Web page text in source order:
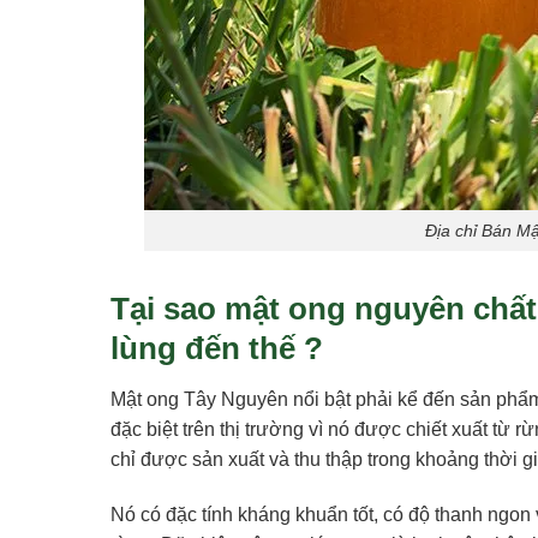
Địa chỉ Bán
Tại sao mật ong nguyên
lùng đến thế ?
Mật ong Tây Nguyên nổi bật phải kể đến sản
đặc biệt trên thị trường vì nó được chiết xuất từ
chỉ được sản xuất và thu thập trong khoảng thời
Nó có đặc tính kháng khuẩn tốt, có độ thanh